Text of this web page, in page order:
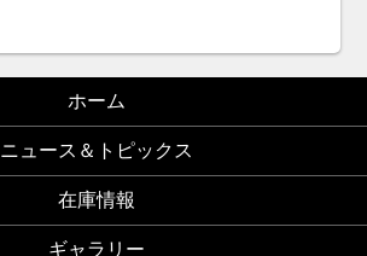
ホーム
ニュース＆トピックス
在庫情報
ギャラリー